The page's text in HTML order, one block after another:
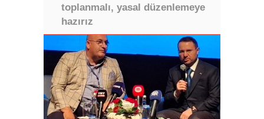
toplanmalı, yasal düzenlemeye
hazırız